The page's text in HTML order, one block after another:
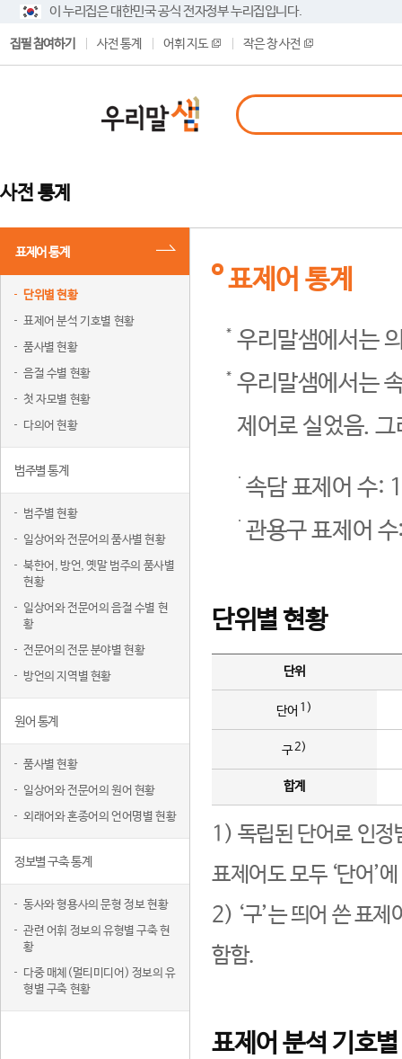
이 누리집은 대한민국 공식 전자정부 누리집입니다.
집필 참여하기 사전 통계 어휘 지도 작은 창 사전
사전 통계
표제어 통계
단위별 현황
표제어 분석 기호별 현황
품사별 현황
음절 수별 현황
첫 자모별 현황
다의어 현황
범주별 통계
범주별 현황
일상어와 전문어의 품사별 현황
북한어, 방언, 옛말 범주의 품사별
현황
일상어와 전문어의 음절 수별 현
황
전문어의 전문 분야별 현황
방언의 지역별 현황
원어 통계
품사별 현황
일상어와 전문어의 원어 현황
외래어와 혼종어의 언어명별 현황
정보별 구축 통계
동사와 형용사의 문형 정보 현황
관련 어휘 정보의 유형별 구축 현
황
다중 매체(멀티미디어) 정보의 유
형별 구축 현황
표제어 통계
우리말샘에서는
우리말샘에서는
제어로 실었음.
속담 표제어 수:
관용구 표제어
단위별 현황
단위
단어 1)
구2)
합계
1) 독립된 단어로 인정
표제어도 모두 ‘단어’
2) ‘구’는 띄어 쓴 표
함함.
표제어 분석 기호